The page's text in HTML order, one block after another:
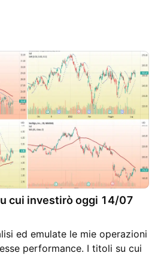
Note BTP Enel MCD Intel.
cui investirò oggi 14/07
ed emulate le mie operazioni
performance. I titoli su cui
resistenza indicata sono i